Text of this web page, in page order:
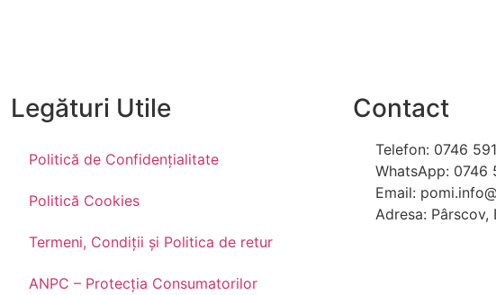
Legături Utile
Politică de Confidențialitate
Politică Cookies
Termeni, Condiții și Politica de retur
ANPC – Protecția Consumatorilor
Contact
Telefon: 0746
WhatsApp: 0746
Email:
Adresa: Pârscov,